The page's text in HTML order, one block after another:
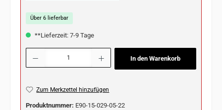
Über 6 lieferbar
**Lieferzeit: 7-9 Tage
Produkt Anzahl: Gib den gewünschten Wert ein oder benutze die Schaltflächen
In den Warenkorb
Zum Merkzettel hinzufügen
Produktnummer: E90-15-029-05-22